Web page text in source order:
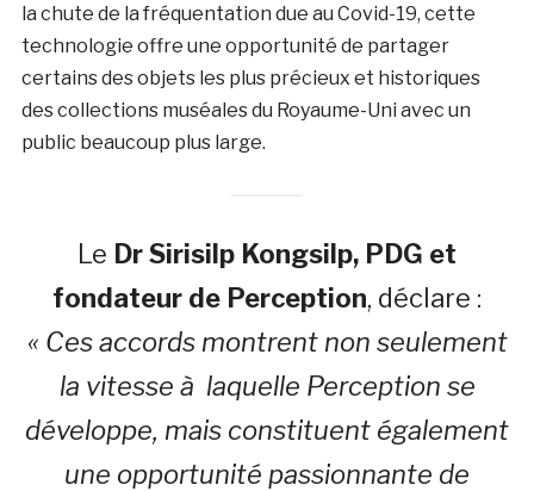
la chute de la fréquentation due au Covid-19, cette
technologie offre une opportunité de partager
certains des objets les plus précieux et historiques
des collections muséales du Royaume-Uni avec un
public beaucoup plus large.
Le Dr Sirisilp Kongsilp, PDG et
fondateur de Perception, déclare :
« Ces accords montrent non seulement
la vitesse à laquelle Perception se
développe, mais constituent également
une opportunité passionnante de